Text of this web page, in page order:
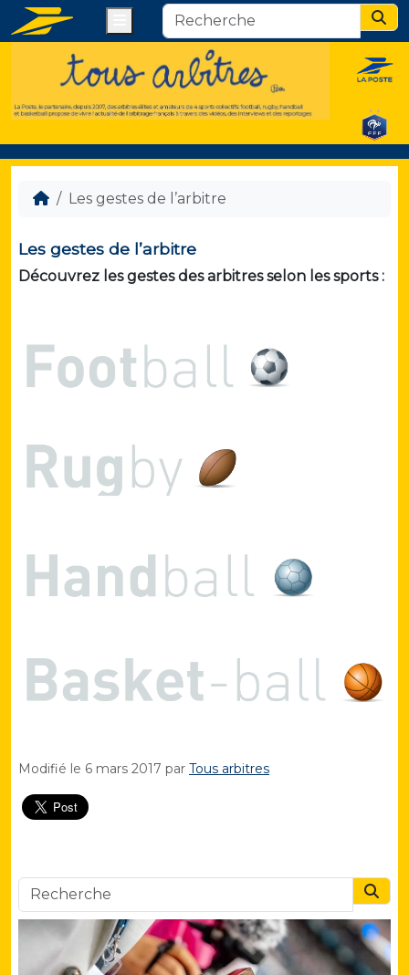
Les gestes de l’arbitre
Les gestes de l’arbitre
Découvrez les gestes des arbitres selon les sports :
Modifié le 6 mars 2017 par Tous arbitres